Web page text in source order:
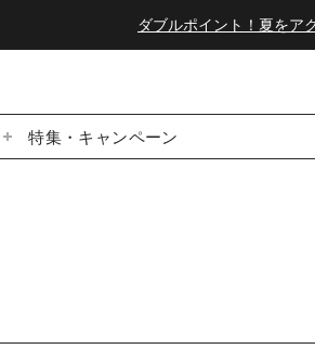
ダブルポイント！夏をア
特集・キャンペーン